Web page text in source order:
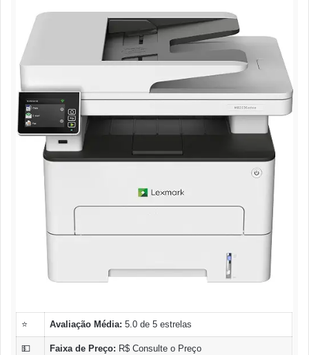
⭐ Avaliação Média: 5.0 de 5 estrelas
💵 Faixa de Preço: R$ Consulte o Preço